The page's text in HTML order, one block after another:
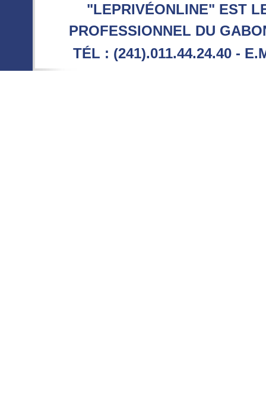
"LEPRIVÉONLINE" EST
PROFESSIONNEL DU
TÉL : (241).011.44.24.40 -